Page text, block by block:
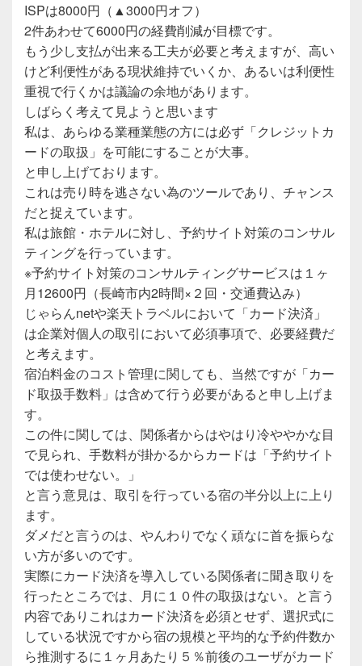
ISPは8000円（▲3000円オフ）
2件あわせて6000円の経費削減が目標です。
もう少し支払が出来る工夫が必要と考えますが、高い
けど利便性がある現状維持でいくか、あるいは利便性
重視で行くかは議論の余地があります。
しばらく考えて見ようと思います
私は、あらゆる業種業態の方には必ず「クレジットカ
ードの取扱」を可能にすることが大事。
と申し上げております。
これは売り時を逃さない為のツールであり、チャンス
だと捉えています。
私は旅館・ホテルに対し、予約サイト対策のコンサル
ティングを行っています。
※予約サイト対策のコンサルティングサービスは１ヶ
月12600円（長崎市内2時間×２回・交通費込み）
じゃらんnetや楽天トラベルにおいて「カード決済」
は企業対個人の取引において必須事項で、必要経費だ
と考えます。
宿泊料金のコスト管理に関しても、当然ですが「カー
ド取扱手数料」は含めて行う必要があると申し上げま
す。
この件に関しては、関係者からはやはり冷ややかな目
で見られ、手数料が掛かるからカードは「予約サイト
では使わせない。」
と言う意見は、取引を行っている宿の半分以上に上り
ます。
ダメだと言うのは、やんわりでなく頑なに首を振らな
い方が多いのです。
実際にカード決済を導入している関係者に聞き取りを
行ったところでは、月に１０件の取扱はない。と言う
内容でありこれはカード決済を必須とせず、選択式に
している状況ですから宿の規模と平均的な予約件数か
ら推測するに１ヶ月あたり５％前後のユーザがカード